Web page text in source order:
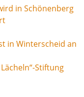
in Schönenberg
in Winterscheid an
Stiftung